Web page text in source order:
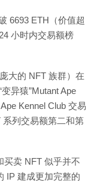
6693 ETH（价值超
小时内交易额榜
大的 NFT 族群）在
异猿”Mutant Ape
Kennel Club 交易
系列交易额第二和第
买卖 NFT 似乎并不
IP 建成更加完整的